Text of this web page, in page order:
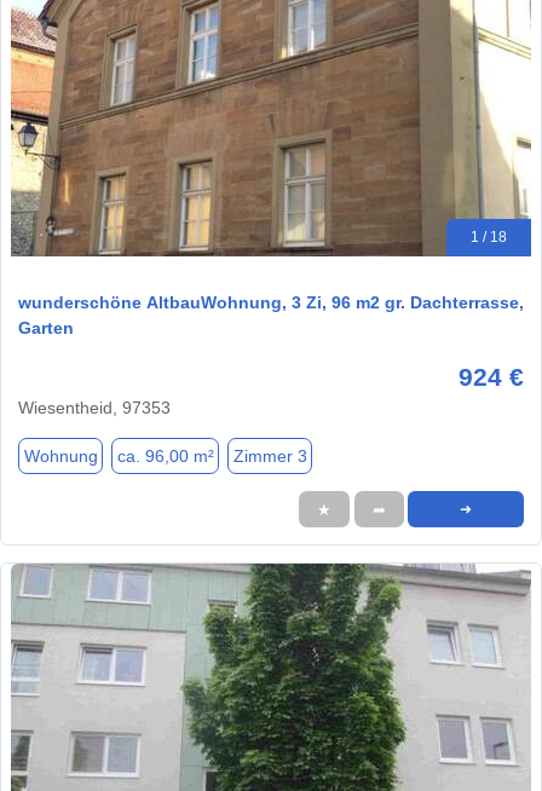
1 / 18
wunderschöne AltbauWohnung, 3 Zi, 96 m2 gr. Dachterrasse,
Garten
924 €
Wiesentheid, 97353
Wohnung ca. 96,00 m² Zimmer 3
★ ➦ ➜